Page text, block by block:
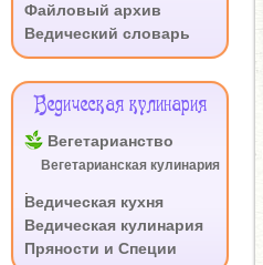
Файловый архив
Ведический словарь
Ведическая кулинария
Вегетарианство
Вегетарианская кулинария
Ведическая кухня
Ведическая кулинария
Пряности и Специи